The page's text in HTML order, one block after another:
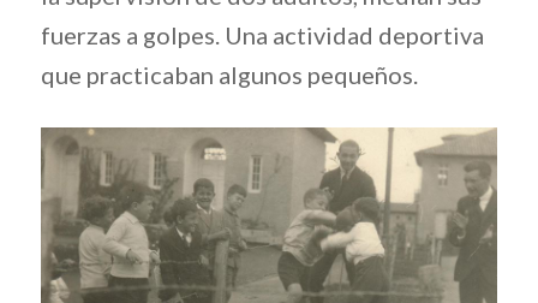
fuerzas a golpes. Una actividad deportiva
que practicaban algunos pequeños.